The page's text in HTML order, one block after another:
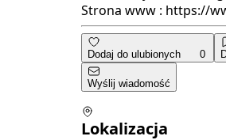
Strona www : https://
Dodaj do ulubionych 0
Wyślij wiadomość
Lokalizacja